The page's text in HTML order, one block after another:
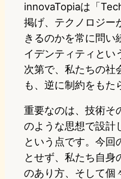
innovaTopiaは「
掲げ、テクノロジー
きるのかを常に問い
イデンティティとい
次第で、私たちの社
も、逆に制約をもた
重要なのは、技術そ
のような思想で設計
という点です。今回
とせず、私たち自身
のあり方、そして個